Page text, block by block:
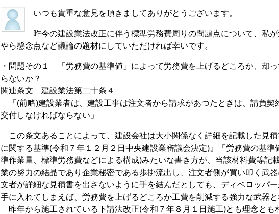
いつも貴重な意見を頂きましてありがとうございます。
昨今の建設業法改正に伴う標準労務費周りの問題点について、私
やら懸念点など議論の題材にしていただければ幸いです。
・問題その１ 「労務費の基準値」によって労務費を上げるどころか、却
らないか？
関連条文 建設業法第二十条４
「(前略)建設業者は、建設工事は注文者から請求があつたときは、請負契
交付しなければならない」
この条文あることによって、建設会社は大小関係なく詳細を記載した見
に関する基準(令和７年１２月２日中央建設業審議会決定)』「労務費の基
準作業量、標準労務費などによる構成)みたいな書き方が、当該材料費等記
業の努力の結晶であり企業秘密である歩掛流出し、注文者側が買い叩く武
文者が詳細な見積書を出さないように手を結んだとしても、ディベロッパ
手に入れてしまえば、労務費を上げるどころか工費を削減する強力な武器と
昨年から施工されている下請法改正(令和７年８月１日施工)とも理念とも